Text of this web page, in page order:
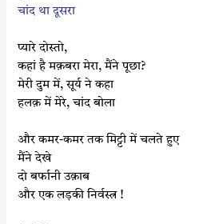
चांद था दूसरा
प्यारे दोस्तो,
कहां है मक़बरा मेरा, मैंने पूछा?
मेरी दुम में, सूर्य ने कहा
हलक़ में मेरे, चांद बोला
और कमर-कमर तक मिट्टी में चलते हुए
मैंने देखे
दो बर्फानी उक़ाब
और एक लड़की निर्वस्त्र !